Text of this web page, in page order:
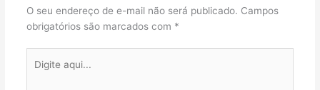
O seu endereço de e-mail não será publicado. Campos
obrigatórios são marcados com *
aqui...